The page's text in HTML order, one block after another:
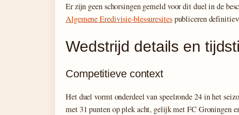
Er zijn geen schorsingen gemeld voor dit duel in de
Algemene Eredivisie-blessuresitespubliceren
Wedstrijd details en
Competitieve context
Het duel vormt onderdeel van speelronde 24 in het
met 31 punten op plek acht, gelijk met FC Groningen